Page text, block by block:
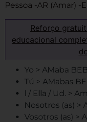
Pessoa -AR (Amar) -
Reforço
educacional
Yo > AMaba
Tú > AMabas
l / Ella / Ud. >
Nosotros (as) >
Vosotros (as) >